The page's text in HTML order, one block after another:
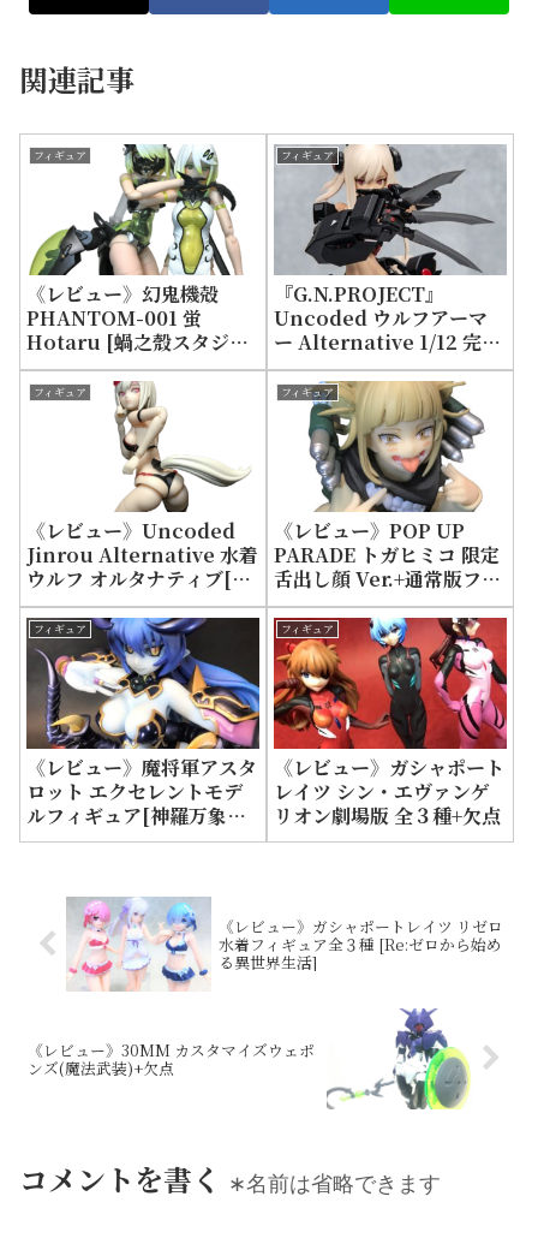
関連記事
フィギュア
《レビュー》幻鬼機殻
PHANTOM-001 蛍
Hotaru [蝸之殼スタジ
オ]+注意点
フィギュア
『G.N.PROJECT』
Uncoded ウルフアーマ
ー Alternative 1/12 完成
品アクションフィギュア
[蝸之殼スタジオ]
フィギュア
《レビュー》Uncoded
Jinrou Alternative 水着
ウルフ オルタナティブ[蝸
之殼スタジオ]+違いを比較
フィギュア
《レビュー》POP UP
PARADE トガヒミコ 限定
舌出し顔 Ver.+通常版フィ
ギュアとの違い
フィギュア
《レビュー》魔将軍アスタ
ロット エクセレントモデ
ルフィギュア[神羅万象チ
ョコ]
フィギュア
《レビュー》ガシャポート
レイツ シン・エヴァンゲ
リオン劇場版 全３種+欠点
《レビュー》ガシャポートレイツ リゼロ
水着フィギュア全３種 [Re:ゼロから始め
る異世界生活]
《レビュー》30MM カスタマイズウェポ
ンズ(魔法武装)+欠点
コメントを書く ∗名前は省略できます